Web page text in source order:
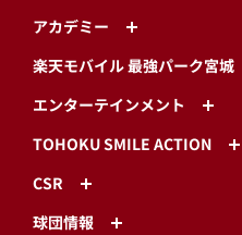
アカデミー
楽天モバイル 最強パーク宮城
エンターテインメント
TOHOKU SMILE ACTION
CSR
球団情報